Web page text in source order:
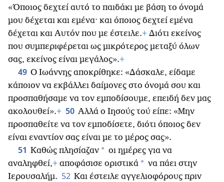
«Όποιος δεχτεί αυτό το παιδάκι με βάση το όνομά
μου δέχεται και εμένα· και όποιος δεχτεί εμένα
δέχεται και Αυτόν που με έστειλε.+ Διότι εκείνος
που συμπεριφέρεται ως μικρότερος μεταξύ όλων
σας, εκείνος είναι μεγάλος».+
49 Ο Ιωάννης αποκρίθηκε: «Δάσκαλε, είδαμε
κάποιον να εκβάλλει δαίμονες στο όνομά σου και
προσπαθήσαμε να τον εμποδίσουμε, επειδή δεν μας
ακολουθεί».+ 50 Αλλά ο Ιησούς τού είπε: «Μην
προσπαθείτε να τον εμποδίσετε, διότι όποιος δεν
είναι εναντίον σας είναι με το μέρος σας».
51 Καθώς πλησίαζαν * οι ημέρες για να
αναληφθεί,+ αποφάσισε οριστικά * να πάει στην
Ιερουσαλήμ. 52 Και έστειλε αγγελιοφόρους πριν